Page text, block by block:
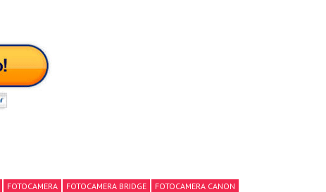
FOTOCAMERA FOTOCAMERA BRIDGE
FOTOCAMERA CANON